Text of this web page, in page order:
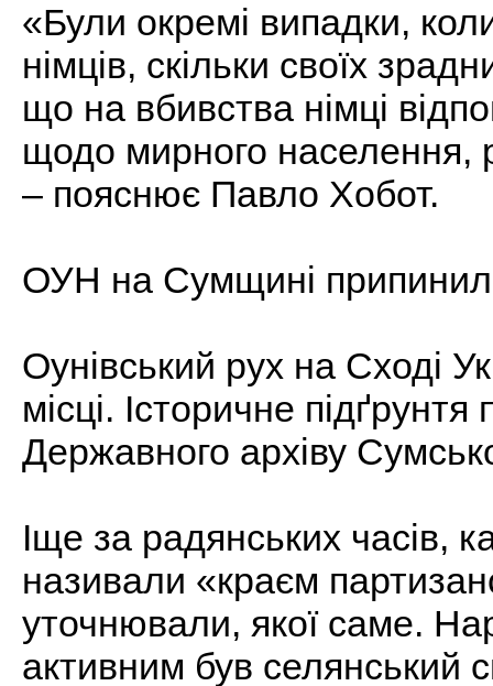
«Були окремі випадки,
німців, скільки своїх
що на вбивства німці
щодо мирного населення,
– пояснює Павло Хобот.
ОУН на Сумщині
Оунівський рух на Сході
місці. Історичне
Державного архіву
Іще за радянських часів,
називали «краєм
уточнювали, якої саме.
активним був селянський